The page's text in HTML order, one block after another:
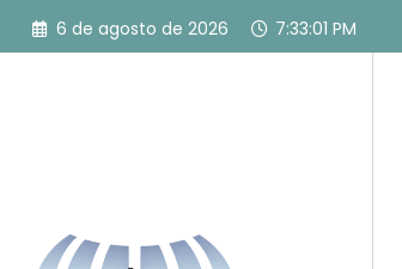
Pular
para
6 de agosto de 2026 7:33:02 PM